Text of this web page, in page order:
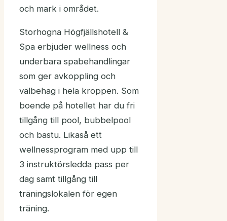
och mark i området.
Storhogna Högfjällshotell &
Spa erbjuder wellness och
underbara spabehandlingar
som ger avkoppling och
välbehag i hela kroppen. Som
boende på hotellet har du fri
tillgång till pool, bubbelpool
och bastu. Likaså ett
wellnessprogram med upp till
3 instruktörsledda pass per
dag samt tillgång till
träningslokalen för egen
träning.